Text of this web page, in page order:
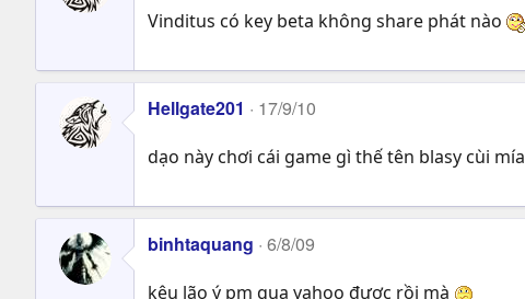
Vinditus có key beta không share phát nào
Hellgate201 17/9/10
dạo này chơi cái game gì thế tên blasy cùi mía
binhtaquang 6/8/09
kêu lão ý pm qua yahoo được rồi mà